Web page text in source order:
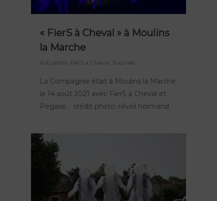
« FierS à Cheval » à Moulins
la Marche
Actualités FierS à Cheval Tournée
La Compagnie était à Moulins la Marche
le 14 août 2021 avec FierS à Cheval et
Pégase. crédit photo: réveil normand
Nos spectacles
Peau d’Âme
Les Pops
Polynie
Lieu de résidence
Actualités
Contact